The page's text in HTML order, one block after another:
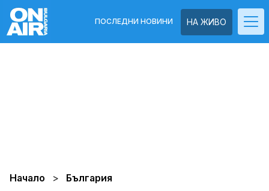
НА ЖИВО
ПОСЛЕДНИ НОВИНИ
Начало България